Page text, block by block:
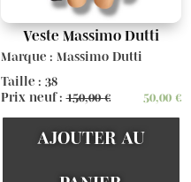
Veste Massimo Dutti
Marque : Massimo Dutti
Taille : 38
Prix neuf :150,00€ 50,00 €
AJOUTER AU